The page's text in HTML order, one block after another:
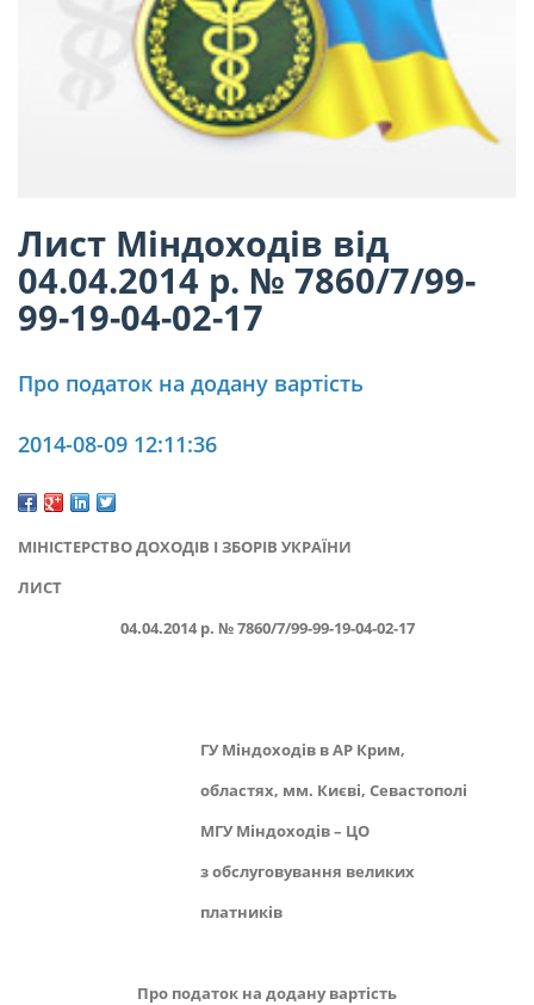
Лист Міндоходів від
04.04.2014 р. № 7860/7/99-
99-19-04-02-17
Про податок на додану вартість
2014-08-09 12:11:36
МІНІСТЕРСТВО ДОХОДІВ І ЗБОРІВ УКРАЇНИ
ЛИСТ
04.04.2014 р. № 7860/7/99-99-19-04-02-17
ГУ Міндоходів в АР Крим,
областях, мм. Києві, Севастополі
МГУ Міндоходів – ЦО
з обслуговування великих
платників
Про податок на додану вартість